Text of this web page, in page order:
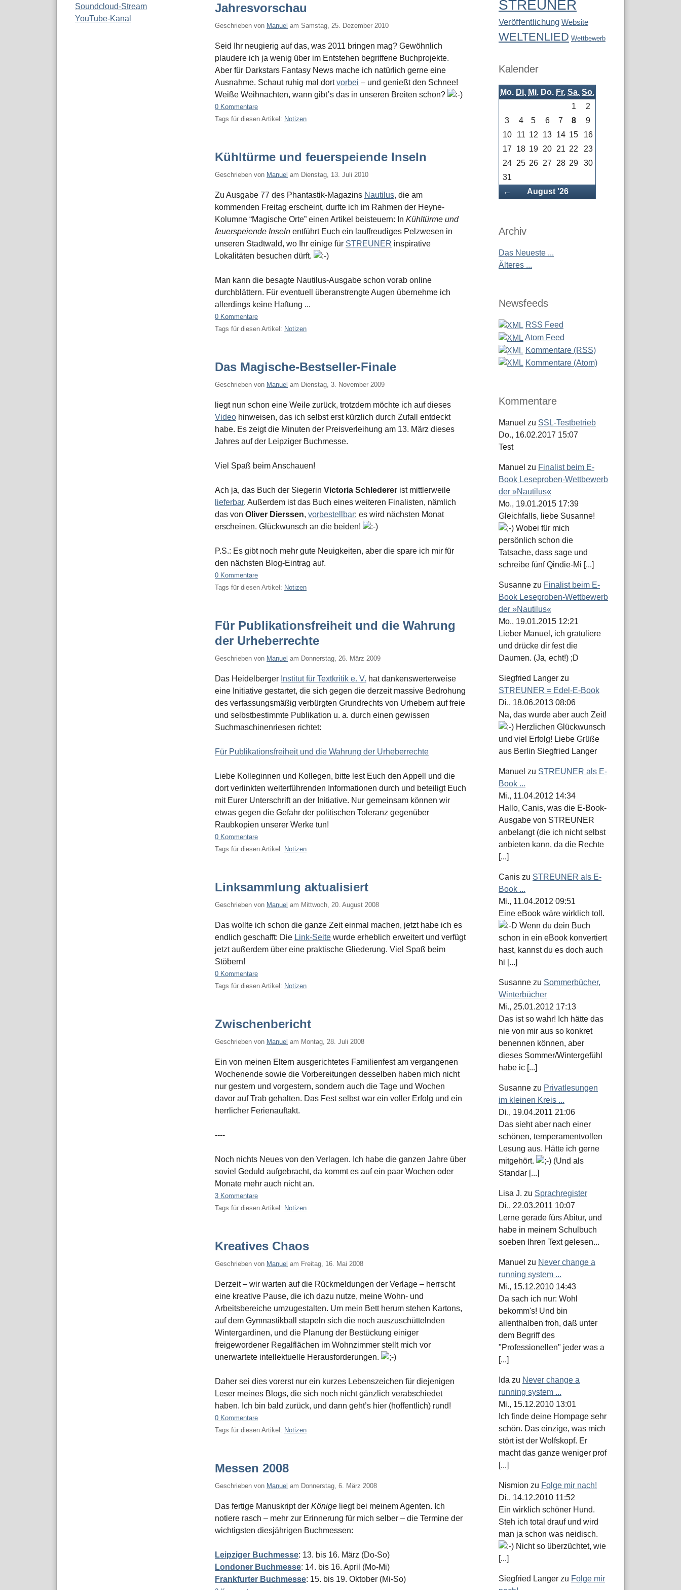
Jahresvorschau
Geschrieben von Manuel am Samstag, 25. Dezember 2010
Seid Ihr neugierig auf das, was 2011 bringen mag? Gewöhnlich
plaudere ich ja wenig über im Entstehen begriffene Buchprojekte.
Aber für Darkstars Fantasy News mache ich natürlich gerne eine
Ausnahme. Schaut ruhig mal dortvorbei – und genießt den Schnee!
Weiße Weihnachten, wann gibt᾿s das in unseren Breiten schon?
0 Kommentare
Tags für diesen Artikel: Notizen
Kühltürme und feuerspeiende Inseln
Geschrieben von Manuel am Dienstag, 13. Juli 2010
Zu Ausgabe 77 des Phantastik-Magazins Nautilus, die am
kommenden Freitag erscheint, durfte ich im Rahmen der Heyne-
Kolumne “Magische Orte” einen Artikel beisteuern: In Kühltürme und
feuerspeiende Inseln entführt Euch ein lauffreudiges Pelzwesen in
unseren Stadtwald, wo Ihr einige für STREUNER inspirative
Lokalitäten besuchen dürft.
Man kann die besagte Nautilus-Ausgabe schon vorab online
durchblättern. Für eventuell überanstrengte Augen übernehme ich
allerdings keine Haftung ...
0 Kommentare
Tags für diesen Artikel: Notizen
Das Magische-Bestseller-Finale
Geschrieben von Manuel am Dienstag, 3. November 2009
liegt nun schon eine Weile zurück, trotzdem möchte ich auf dieses
Video hinweisen, das ich selbst erst kürzlich durch Zufall entdeckt
habe. Es zeigt die Minuten der Preisverleihung am 13. März dieses
Jahres auf der Leipziger Buchmesse.
Viel Spaß beim Anschauen!
Ach ja, das Buch der Siegerin Victoria Schlederer ist mittlerweile
lieferbar. Außerdem ist das Buch eines weiteren Finalisten, nämlich
das von Oliver Dierssen, vorbestellbar; es wird nächsten Monat
erscheinen. Glückwunsch an die beiden!
P.S.: Es gibt noch mehr gute Neuigkeiten, aber die spare ich mir für
den nächsten Blog-Eintrag auf.
0 Kommentare
Tags für diesen Artikel: Notizen
Für Publikationsfreiheit und die Wahrung
der Urheberrechte
Geschrieben von Manuel am Donnerstag, 26. März 2009
Das Heidelberger Institut für Textkritik e. V. hat dankenswerterweise
eine Initiative gestartet, die sich gegen die derzeit massive Bedrohung
des verfassungsmäßig verbürgten Grundrechts von Urhebern auf freie
und selbstbestimmte Publikation u. a. durch einen gewissen
Suchmaschinenriesen richtet:
Für Publikationsfreiheit und die Wahrung der Urheberrechte
Liebe Kolleginnen und Kollegen, bitte lest Euch den Appell und die
dort verlinkten weiterführenden Informationen durch und beteiligt Euch
mit Eurer Unterschrift an der Initiative. Nur gemeinsam können wir
etwas gegen die Gefahr der politischen Toleranz gegenüber
Raubkopien unserer Werke tun!
0 Kommentare
Tags für diesen Artikel: Notizen
Linksammlung aktualisiert
Geschrieben von Manuel am Mittwoch, 20. August 2008
Das wollte ich schon die ganze Zeit einmal machen, jetzt habe ich es
endlich geschafft: Die Link-Seite wurde erheblich erweitert und verfügt
jetzt außerdem über eine praktische Gliederung. Viel Spaß beim
Stöbern!
0 Kommentare
Tags für diesen Artikel: Notizen
Zwischenbericht
Geschrieben von Manuel am Montag, 28. Juli 2008
Ein von meinen Eltern ausgerichtetes Familienfest am vergangenen
Wochenende sowie die Vorbereitungen desselben haben mich nicht
nur gestern und vorgestern, sondern auch die Tage und Wochen
davor auf Trab gehalten. Das Fest selbst war ein voller Erfolg und ein
herrlicher Ferienauftakt.
----
Noch nichts Neues von den Verlagen. Ich habe die ganzen Jahre über
soviel Geduld aufgebracht, da kommt es auf ein paar Wochen oder
Monate mehr auch nicht an.
3 Kommentare
Tags für diesen Artikel: Notizen
Kreatives Chaos
Geschrieben von Manuel am Freitag, 16. Mai 2008
Derzeit – wir warten auf die Rückmeldungen der Verlage – herrscht
eine kreative Pause, die ich dazu nutze, meine Wohn- und
Arbeitsbereiche umzugestalten. Um mein Bett herum stehen Kartons,
auf dem Gymnastikball stapeln sich die noch auszuschüttelnden
Wintergardinen, und die Planung der Bestückung einiger
freigewordener Regalflächen im Wohnzimmer stellt mich vor
unerwartete intellektuelle Herausforderungen.
Daher sei dies vorerst nur ein kurzes Lebenszeichen für diejenigen
Leser meines Blogs, die sich noch nicht gänzlich verabschiedet
haben. Ich bin bald zurück, und dann geht’s hier (hoffentlich) rund!
0 Kommentare
Tags für diesen Artikel: Notizen
Messen 2008
Geschrieben von Manuel am Donnerstag, 6. März 2008
Das fertige Manuskript der Könige liegt bei meinem Agenten. Ich
notiere rasch – mehr zur Erinnerung für mich selber – die Termine der
wichtigsten diesjährigen Buchmessen:
Leipziger Buchmesse: 13. bis 16. März (Do-So)
Londoner Buchmesse: 14. bis 16. April (Mo-Mi)
Frankfurter Buchmesse: 15. bis 19. Oktober (Mi-So)
Soundcloud-Stream
YouTube-Kanal
STREUNER
Veröffentlichung Website
WELTENLIED Wettbewerb
Kalender
Mo. Di. Mi. Do. Fr. Sa. So.
← ZurückAugust '26
1
2
3
4 5 6 7 8
9
10
11 12 13 14 15
16
17
18 19 20 21 22
23
24
25 26 27 28 29
30
31
Archiv
Das Neueste ...
Älteres ...
Newsfeeds
RSS Feed
Atom Feed
Kommentare (RSS)
Kommentare (Atom)
Kommentare
Manuel zu SSL-Testbetrieb
Do., 16.02.2017 15:07
Test
Manuel zu Finalist beim E-
Book Leseproben-Wettbewerb
der »Nautilus«
Mo., 19.01.2015 17:39
Gleichfalls, liebe Susanne!
Wobei für mich
persönlich schon die
Tatsache, dass sage und
schreibe fünf Qindie-Mi [...]
Susanne zu Finalist beim E-
Book Leseproben-Wettbewerb
der »Nautilus«
Mo., 19.01.2015 12:21
Lieber Manuel, ich gratuliere
und drücke dir fest die
Daumen. (Ja, echt!) ;D
Siegfried Langer zu
STREUNER = Edel-E-Book
Di., 18.06.2013 08:06
Na, das wurde aber auch Zeit!
Herzlichen Glückwunsch
und viel Erfolg! Liebe Grüße
aus Berlin Siegfried Langer
Manuel zu STREUNER als E-
Book ...
Mi., 11.04.2012 14:34
Hallo, Canis, was die E-Book-
Ausgabe von STREUNER
anbelangt (die ich nicht selbst
anbieten kann, da die Rechte
[...]
Canis zu STREUNER als E-
Book ...
Mi., 11.04.2012 09:51
Eine eBook wäre wirklich toll.
Wenn du dein Buch
schon in ein eBook konvertiert
hast, kannst du es doch auch
hi [...]
Susanne zu Sommerbücher,
Winterbücher
Mi., 25.01.2012 17:13
Das ist so wahr! Ich hätte das
nie von mir aus so konkret
benennen können, aber
dieses Sommer/Wintergefühl
habe ic [...]
Susanne zu Privatlesungen
im kleinen Kreis ...
Di., 19.04.2011 21:06
Das sieht aber nach einer
schönen, temperamentvollen
Lesung aus. Hätte ich gerne
mitgehört.
(Und als
Standar [...]
Lisa J. zu Sprachregister
Di., 22.03.2011 10:07
Lerne gerade fürs Abitur, und
habe in meinem Schulbuch
soeben Ihren Text gelesen...
Manuel zu Never change a
running system ...
Mi., 15.12.2010 14:43
Da sach ich nur: Wohl
bekomm's! Und bin
allenthalben froh, daß unter
dem Begriff des
"Professionellen" jeder was a
[...]
Ida zu Never change a
running system ...
Mi., 15.12.2010 13:01
Ich finde deine Hompage sehr
schön. Das einzige, was mich
stört ist der Wolfskopf. Er
macht das ganze weniger prof
[...]
Nismion zu Folge mir nach!
Di., 14.12.2010 11:52
Ein wirklich schöner Hund.
Steh ich total drauf und wird
man ja schon was neidisch.
Nicht so überzüchtet, wie
[...]
Siegfried Langer zu Folge mir